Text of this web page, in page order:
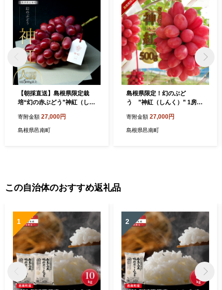
【朝採直送】島根県限定栽
培“幻の赤ぶどう”神紅（しん
上、1房 500g以上の大房
寄附金額 27,000円
島根県邑南町
島根県限定！幻のぶど
う ”神紅（しんく）” 1房
寄附金額 27,000円
島根県邑南町
この自治体のおすすめ返礼品
1 2